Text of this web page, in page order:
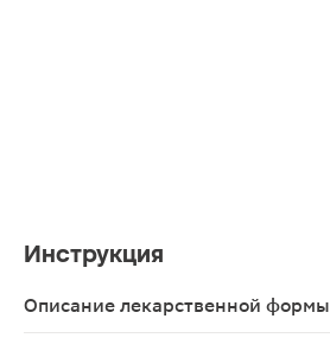
Инструкция
Описание лекарственной формы